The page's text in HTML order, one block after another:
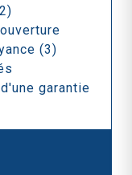
(3)
garantie